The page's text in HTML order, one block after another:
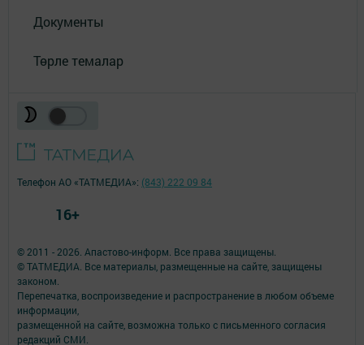
Документы
Төрле темалар
© 2011 - 2026. Апастово-информ. Все права защищены.
© ТАТМЕДИА. Все материалы, размещенные на сайте, защищены
законом.
Перепечатка, воспроизведение и распространение в любом объеме
информации,
размещенной на сайте, возможна только с письменного согласия
редакций СМИ.
Телефон АО «ТАТМЕДИА»: (843) 222 09 84
16+